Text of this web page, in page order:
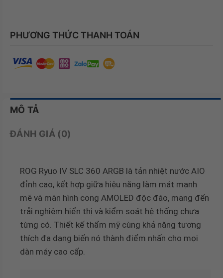
PHƯƠNG THỨC THANH TOÁN
MÔ TẢ
ĐÁNH GIÁ (0)
ROG Ryuo IV SLC 360 ARGB là tản nhiệt nước AIO
đỉnh cao, kết hợp giữa hiệu năng làm mát mạnh
mẽ và màn hình cong AMOLED độc đáo, mang đến
trải nghiệm hiển thị và kiểm soát hệ thống chưa
từng có. Thiết kế thẩm mỹ cùng khả năng tương
thích đa dạng biến nó thành điểm nhấn cho mọi
dàn máy cao cấp.